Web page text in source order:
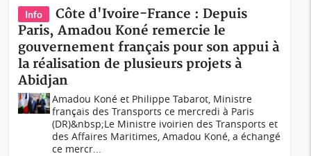
Info
Côte d'Ivoire-France : Depuis
Paris, Amadou Koné remercie le
gouvernement français pour son appui à
la réalisation de plusieurs projets à
Abidjan
Amadou Koné et Philippe Tabarot, Ministre
français des Transports ce mercredi à Paris
(DR)&nbsp;Le Ministre ivoirien des Transports et
des Affaires Maritimes, Amadou Koné, a échangé
ce mercr...